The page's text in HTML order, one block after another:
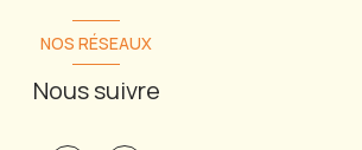
NOS RÉSEAUX
Nous suivre